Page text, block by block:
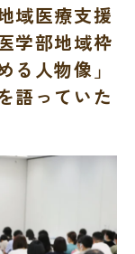
域医療支援
学部地域枠
る人物像」
語っていた